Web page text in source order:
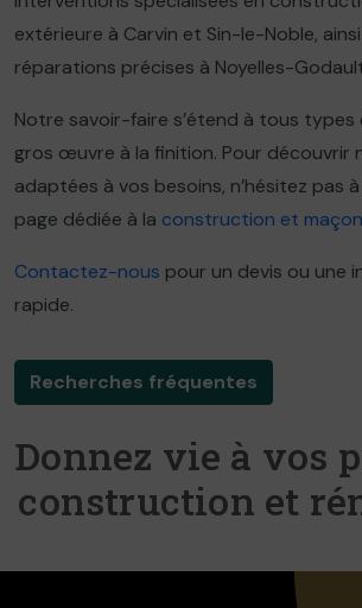
extérieure à Carvin et Sin-le-Noble,
réparations précises à Noyelles-
Notre savoir-faire s’étend à tous types
gros œuvre à la finition. Pour découvrir
adaptées à vos besoins, n’hésitez pas
page dédiée à la construction et
Contactez-nous pour un devis ou une
rapide.
Recherches fréquentes
Donnez vie à vos
construction et